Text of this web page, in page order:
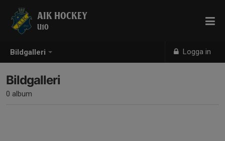
Bildgalleri Logga in
AIK HOCKEY
U10
Bildgalleri
0 album